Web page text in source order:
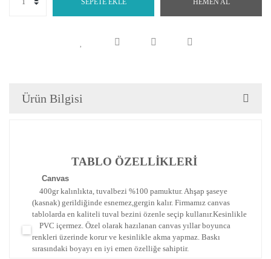
SEPETE EKLE HEMEN AL
Ürün Bilgisi
TABLO ÖZELLİKLERİ
Canvas
400gr kalınlıkta, tuvalbezi %100 pamuktur. Ahşap şaseye
(kasnak) gerildiğinde esnemez,gergin kalır. Firmamız canvas
tablolarda en kaliteli tuval bezini özenle seçip kullanır.Kesinlikle
PVC içermez. Özel olarak hazılanan canvas yıllar boyunca
renkleri üzerinde korur ve kesinlikle akma yapmaz. Baskı
sırasındaki boyayı en iyi emen özelliğe sahiptir.